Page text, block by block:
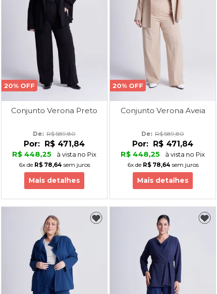
20% OFF
Conjunto Verona Preto
De: R$ 589,80
Por: R$ 471,84
R$ 448,25
à vista no Pix
6xde R$ 78,64 sem juros
Mais detalhes
20% OFF
Conjunto Verona Aveia
De: R$ 589,80
Por: R$ 471,84
R$ 448,25
à vista no Pix
6xde R$ 78,64 sem juros
Mais detalhes